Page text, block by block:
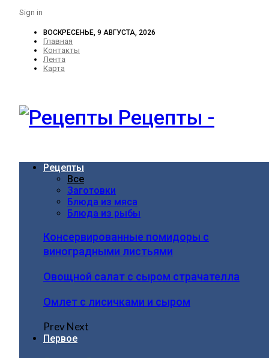
Sign in
ВОСКРЕСЕНЬЕ, 9 АВГУСТА, 2026
Главная
Контакты
Лента
Карта
Рецепты -
Рецепты
Все
Заготовки
Блюда из мяса
Блюда из рыбы
Консервированные помидоры с
виноградными листьями
Овощной салат с сыром страчателла
Омлет с лисичками и сыром
PrevNext
Первое